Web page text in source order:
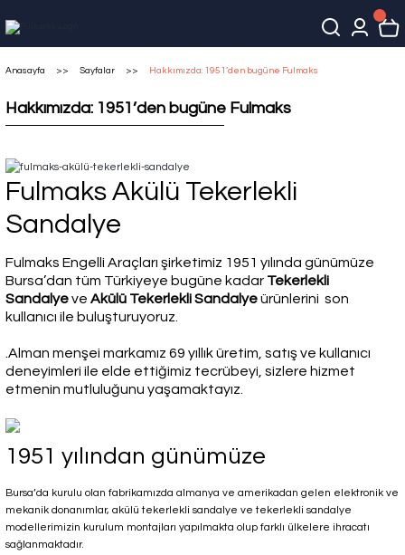
Anasayfa Sayfalar Hakkımızda: 1951’den bugüne Fulmaks
Hakkımızda: 1951’den bugüne Fulmaks
Fulmaks Akülü Tekerlekli
Sandalye
Fulmaks Engelli Araçları şirketimiz 1951 yılında günümüze
Bursa’dan tüm Türkiyeye bugüne kadar Tekerlekli
Sandalyeve Akülü Tekerlekli Sandalyeürünlerini son
kullanıcı ile buluşturuyoruz.
.Alman menşei markamız 69 yıllık üretim, satış ve kullanıcı
deneyimleri ile elde ettiğimiz tecrübeyi, sizlere hizmet
etmenin mutluluğunu yaşamaktayız.
1951 yılından günümüze
Bursa’da kurulu olan fabrikamızda almanya ve amerikadan gelen elektronik ve
mekanik donanımlar, akülü tekerlekli sandalye ve tekerlekli sandalye
modellerimizin kurulum montajları yapılmakta olup farklı ülkelere ihracatı
sağlanmaktadır.